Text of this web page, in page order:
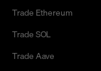
Trade Ethereum
Trade SOL
Trade Aave